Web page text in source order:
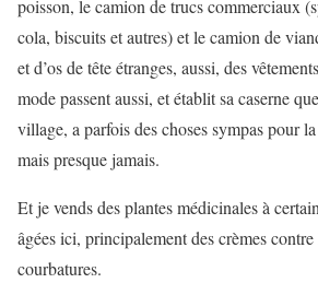
poisson, le camion de trucs commerciaux
cola, biscuits et autres) et le camion de
et d’os de tête étranges, aussi, des
mode passent aussi, et établit sa caserne
village, a parfois des choses sympas pour
mais presque jamais.
Et je vends des plantes médicinales à
âgées ici, principalement des crèmes
courbatures.